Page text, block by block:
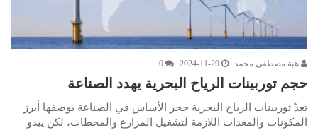
هبة مصطفى محمد 2024-11-29
0
حجم توربينات الرياح البحرية يهدد الصناعة
تعدّ توربينات الرياح البحرية حجر الأساس في الصناعة بوصفها أبرز
المكونات والمعدات اللازمة لتشغيل المزارع والمحطات، لكن يبدو